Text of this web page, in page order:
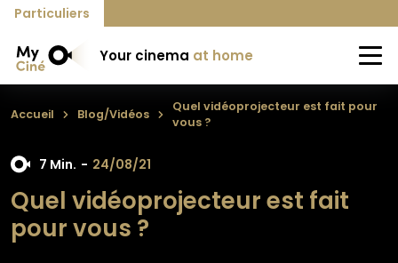
Particuliers
Your cinema at home
Accueil Blog/Vidéos
Quel vidéoprojecteur est fait pour
vous ?
7 Min. - 24/08/21
Quel vidéoprojecteur est fait
pour vous ?